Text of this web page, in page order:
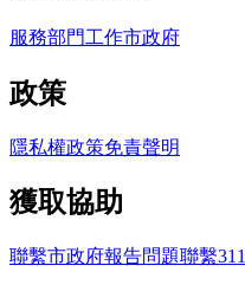
服務部門工作市政府
政策
隱私權政策免責聲明
獲取協助
聯繫市政府報告問題聯繫311